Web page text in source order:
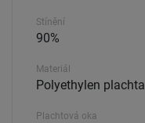
Stínění
90%
Materiál
Polyethylen plachta
Plachtová oka